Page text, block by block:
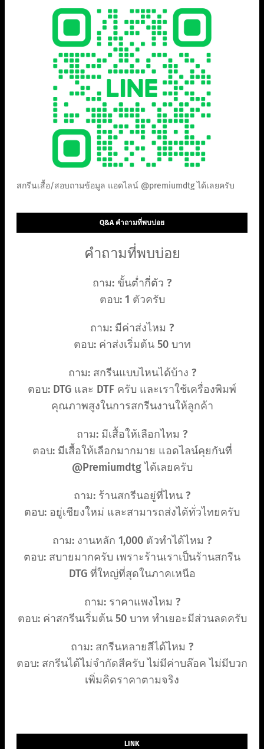
สกรีนเสื้อ/สอบถามข้อมูล แอดไลน์ @premiumdtg ได้เลยครับ
Q&A คำถามที่พบบ่อย
คำถามที่พบบ่อย
ถาม: ขั้นต่ำกี่ตัว ?
ตอบ: 1 ตัวครับ
ถาม: มีค่าส่งไหม ?
ตอบ: ค่าส่งเริ่มต้น 50 บาท
ถาม: สกรีนแบบไหนได้บ้าง ?
ตอบ: DTG และ DTF ครับ และเราใช้เครื่องพิมพ์
คุณภาพสูงในการสกรีนงานให้ลูกค้า
ถาม: มีเสื้อให้เลือกไหม ?
ตอบ: มีเสื้อให้เลือกมากมาย แอดไลน์คุยกันที่
@Premiumdtg ได้เลยครับ
ถาม: ร้านสกรีนอยู่ที่ไหน ?
ตอบ: อยู่เชียงใหม่ และสามารถส่งได้ทั่วไทยครับ
ถาม: งานหลัก 1,000 ตัวทำได้ไหม ?
ตอบ: สบายมากครับ เพราะร้านเราเป็นร้านสกรีน
DTG ที่ใหญ่ที่สุดในภาคเหนือ
ถาม: ราคาแพงไหม ?
ตอบ: ค่าสกรีนเริ่มต้น 50 บาท ทำเยอะมีส่วนลดครับ
ถาม: สกรีนหลายสีได้ไหม ?
ตอบ: สกรีนได้ไม่จำกัดสีครับ ไม่มีค่าบล๊อค ไม่มีบวก
เพิ่มคิดราคาตามจริง
LINK